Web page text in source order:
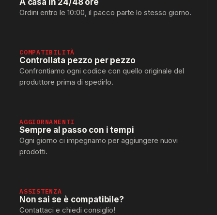
Ordini entro le 10:00, il pacco parte lo stesso giorno.
COMPATIBILITÀ
Controllata pezzo per pezzo
Confrontiamo ogni codice con quello originale del
produttore prima di spedirlo.
AGGIORNAMENTI
Sempre al passo con i tempi
Ogni giorno ci impegnamo per aggiungere nuovi
prodotti.
ASSISTENZA
Non sai se è compatibile?
Contattaci e chiedi consiglio!